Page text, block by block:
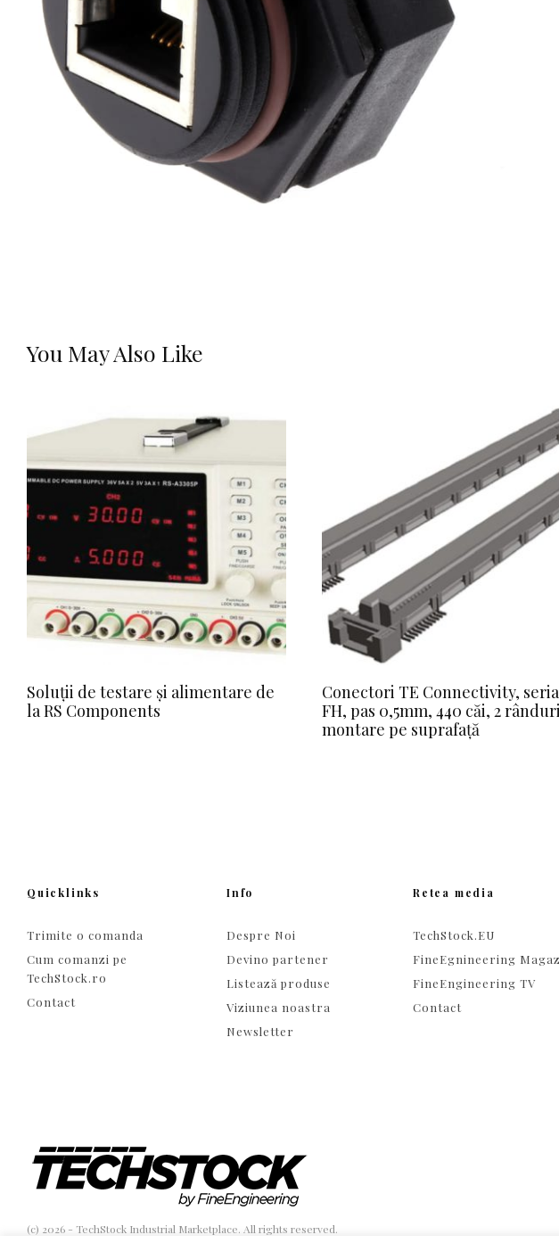
You May Also Like
Soluții de testare și alimentare de
la RS Components
Conectori TE Connectivity, seria
FH, pas 0,5mm, 440 căi, 2
montare pe suprafață
Quicklinks
Trimite o comanda
Cum comanzi pe
TechStock.ro
Contact
Info
Despre Noi
Devino partener
Listează produse
Viziunea noastra
Newsletter
Retea media
TechStock.EU
FineEgnineering
FineEngineering TV
Contact
(c) 2026 - TechStock Industrial Marketplace. All rights reserved.